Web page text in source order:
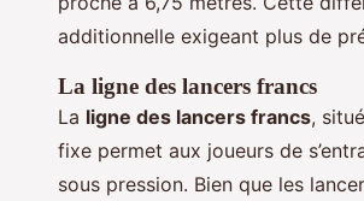
additionnelle exigeant plus de
La ligne des lancers francs
La ligne des lancers francs,
fixe permet aux joueurs de
sous pression. Bien que les